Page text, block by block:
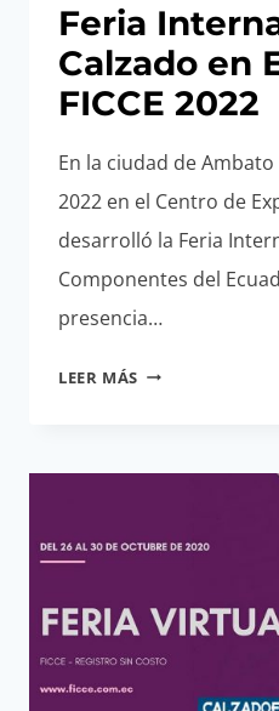
Feria
Calzado en
FICCE 2022
En la ciudad de
2022 en el Centro de
desarrolló la Feria
Componentes del
presencia…
LEER MÁS FERIA
FICCE